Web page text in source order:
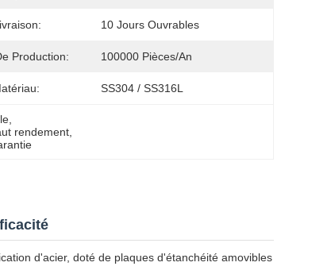
10 Jours Ouvrables
Production: 100000 Pièces/an
SS304 / SS316L
rendement
d'acier, doté de plaques d'étanchéité amovibles